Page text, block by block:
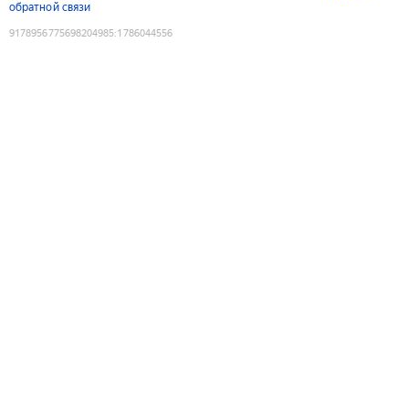
обратной связи
9178956775698204985:1786044556